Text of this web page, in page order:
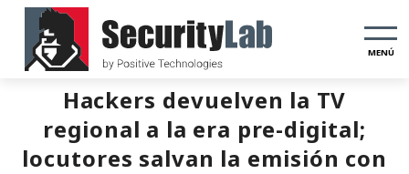
MENÚ
Hackers devuelven la TV
regional a la era pre-digital;
locutores salvan la emisión con